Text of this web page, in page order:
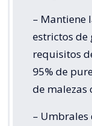
– Mantiene
estrictos de
requisitos
95% de
de malezas
– Umbrales